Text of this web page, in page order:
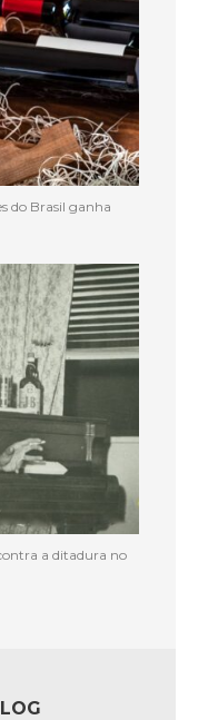
do Brasil ganha
a ditadura no